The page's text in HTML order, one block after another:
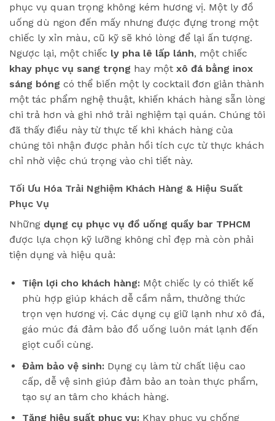
phục vụ quan trọng không kém hương vị. Một ly đồ
uống dù ngon đến mấy nhưng được đựng trong một
chiếc ly xỉn màu, cũ kỹ sẽ khó lòng để lại ấn tượng.
Ngược lại, một chiếc ly pha lê lấp lánh, một chiếc
khay phục vụ sang trọng hay một xô đá bằng inox
sáng bóng có thể biến một ly cocktail đơn giản thành
một tác phẩm nghệ thuật, khiến khách hàng sẵn lòng
chi trả hơn và ghi nhớ trải nghiệm tại quán. Chúng tôi
đã thấy điều này từ thực tế khi khách hàng của
chúng tôi nhận được phản hồi tích cực từ thực khách
chỉ nhờ việc chú trọng vào chi tiết này.
Tối Ưu Hóa Trải Nghiệm Khách Hàng & Hiệu Suất
Phục Vụ
Những dụng cụ phục vụ đồ uống quầy bar TPHCM
được lựa chọn kỹ lưỡng không chỉ đẹp mà còn phải
tiện dụng và hiệu quả:
Tiện lợi cho khách hàng:Một chiếc ly có thiết kế
phù hợp giúp khách dễ cầm nắm, thưởng thức
trọn vẹn hương vị. Các dụng cụ giữ lạnh như xô đá,
gáo múc đá đảm bảo đồ uống luôn mát lạnh đến
giọt cuối cùng.
Đảm bảo vệ sinh:Dụng cụ làm từ chất liệu cao
cấp, dễ vệ sinh giúp đảm bảo an toàn thực phẩm,
tạo sự an tâm cho khách hàng.
Tăng hiệu suất phục vụ:Khay phục vụ chống